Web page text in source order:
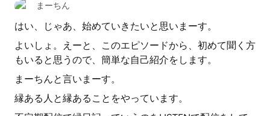
まーちん
はい、じゃあ、始めていきたいと思いまーす。
よいしょ。えーと、このエピソードから、初めて聞く方
もいると思うので、簡単な自己紹介をします。
まーちんと言いまーす。
縁ある人と縁あることをやっています。